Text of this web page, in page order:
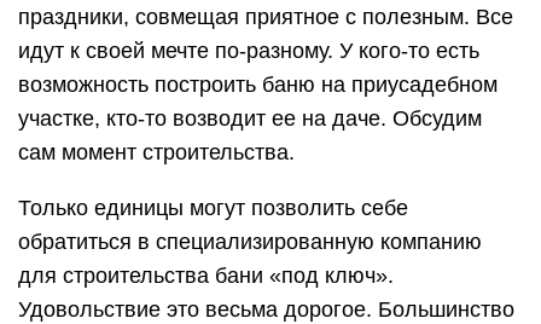
праздники, совмещая приятное с полезным. Все
идут к своей мечте по-разному. У кого-то есть
возможность построить баню на приусадебном
участке, кто-то возводит ее на даче. Обсудим
сам момент строительства.
Только единицы могут позволить себе
обратиться в специализированную компанию
для строительства бани «под ключ».
Удовольствие это весьма дорогое. Большинство